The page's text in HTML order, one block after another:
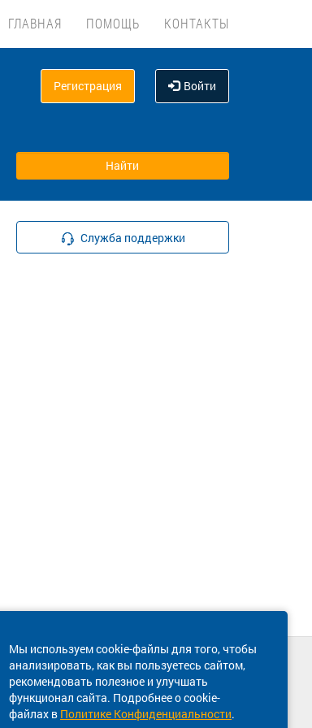
ГЛАВНАЯ ПОМОЩЬ КОНТАКТЫ
Регистрация Войти
Служба поддержки
Мы используем cookie-файлы для того, чтобы
анализировать, как вы пользуетесь сайтом,
рекомендовать полезное и улучшать
функционал сайта. Подробнее о cookie-
файлах в Политике Конфиденциальности.
Техническая поддержка сайта
8 800 600-03-38